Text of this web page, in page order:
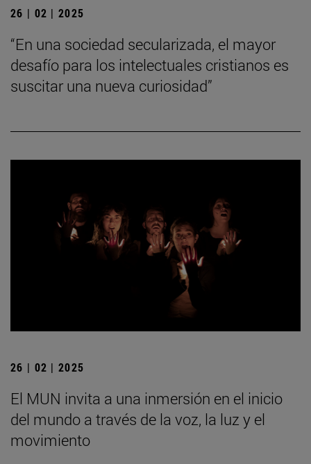
26 | 02 | 2025
“En una sociedad secularizada, el mayor
desafío para los intelectuales cristianos es
suscitar una nueva curiosidad”
26 | 02 | 2025
El MUN invita a una inmersión en el inicio
del mundo a través de la voz, la luz y el
movimiento